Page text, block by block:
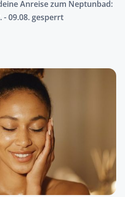
Anreise zum Neptunbad:
- 09.08. gesperrt